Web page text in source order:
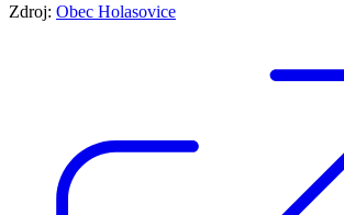
Zdroj: Obec Holasovice